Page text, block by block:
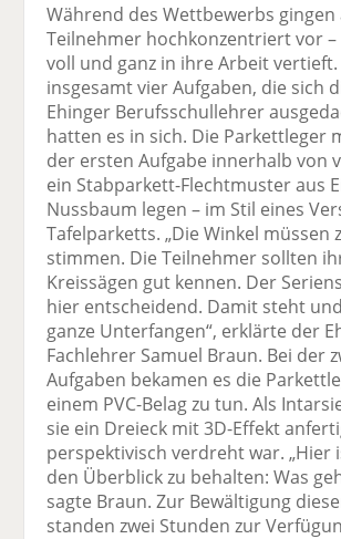
Während des Wettbewerbs gingen
Teilnehmer hochkonzentriert vor –
voll und ganz in ihre Arbeit
insgesamt vier Aufgaben, die sich
Ehinger Berufsschullehrer
hatten es in sich. Die Parkettleger
der ersten Aufgabe innerhalb von
ein Stabparkett-Flechtmuster aus
Nussbaum legen – im Stil eines
Tafelparketts. „Die Winkel müssen
stimmen. Die Teilnehmer sollten
Kreissägen gut kennen. Der
hier entscheidend. Damit steht
ganze Unterfangen“, erklärte der
Fachlehrer Samuel Braun. Bei der
Aufgaben bekamen es die
einem PVC-Belag zu tun. Als
sie ein Dreieck mit 3D-Effekt
perspektivisch verdreht war. „Hier
den Überblick zu behalten: Was
sagte Braun. Zur Bewältigung
standen zwei Stunden zur